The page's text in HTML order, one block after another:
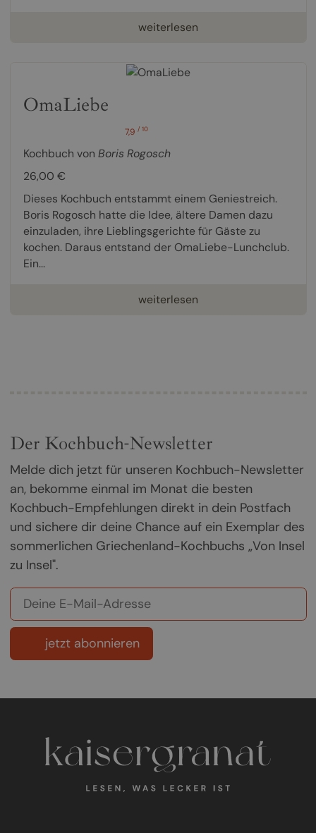
weiterlesen
OmaLiebe
7,9/ 10
Kochbuch von Boris Rogosch
26,00 €
Dieses Kochbuch entstammt einem Geniestreich.
Boris Rogosch hatte die Idee, ältere Damen dazu
einzuladen, ihre Lieblingsgerichte für Gäste zu
kochen. Daraus entstand der OmaLiebe-Lunchclub.
Ein...
weiterlesen
Der Kochbuch-Newsletter
Melde dich jetzt für unseren Kochbuch-Newsletter
an, bekomme einmal im Monat die besten
Kochbuch-Empfehlungen direkt in dein Postfach
und sichere dir deine Chance auf ein Exemplar des
sommerlichen Griechenland-Kochbuchs „Von Insel
zu Insel".
jetzt abonnieren